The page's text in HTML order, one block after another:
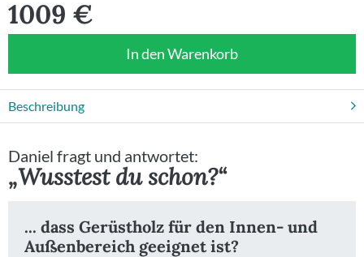
Impressionen
Beratungstermin
1009 €
In den Warenkorb
Beschreibung
Daniel fragt und antwortet:
„Wusstest du schon?“
... dass Gerüstholz für den Innen- und
Außenbereich geeignet ist?